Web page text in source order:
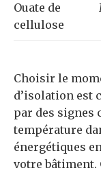
Ouate de
cellulose
Choisir le
d’isolation est
par des signes
température
énergétiques
votre bâtiment.